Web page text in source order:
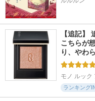
【追記】
こちらが
り、やわ
モノ ルック
ランキング